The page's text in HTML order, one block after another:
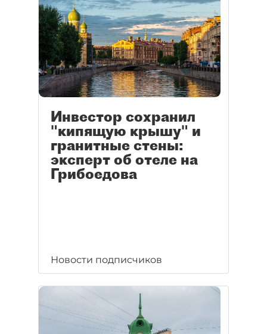
Инвестор сохранил
"кипящую крышу" и
гранитные стены:
эксперт об отеле на
Грибоедова
Новости подписчиков